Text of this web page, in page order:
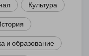
Культура
и образование